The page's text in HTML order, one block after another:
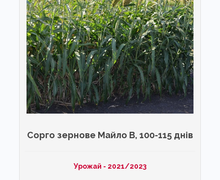
Сорго зернове Майло В, 100-115 днів
Урожай - 2021/2023